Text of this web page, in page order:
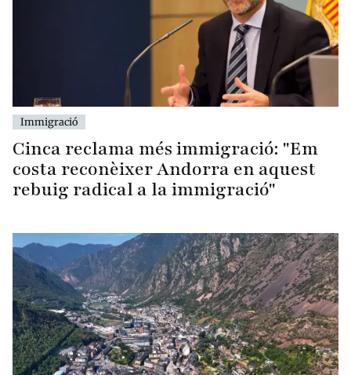
Immigració
Cinca reclama més immigració: "Em
costa reconèixer Andorra en aquest
rebuig radical a la immigració"